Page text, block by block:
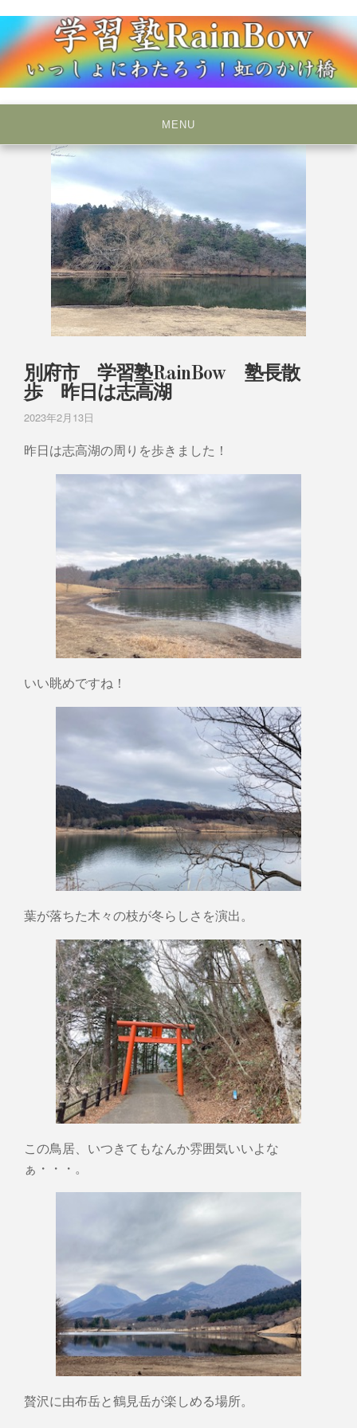
to
content
学習塾RainBow
MENU
別府市 学習塾RainBow 塾長散
歩 昨日は志高湖
2023年2月13日
昨日は志高湖の周りを歩きました！
いい眺めですね！
葉が落ちた木々の枝が冬らしさを演出。
この鳥居、いつきてもなんか雰囲気いいよな
ぁ・・・。
贅沢に由布岳と鶴見岳が楽しめる場所。